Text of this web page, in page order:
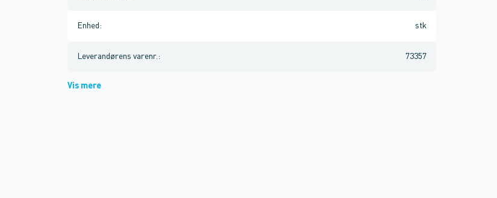
Enhed : stk
Leverandørens varenr. : 73357
Vis mere